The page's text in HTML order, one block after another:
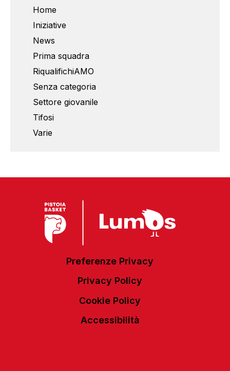
Home
Iniziative
News
Prima squadra
RiqualifichiAMO
Senza categoria
Settore giovanile
Tifosi
Varie
Preferenze Privacy
Privacy Policy
Cookie Policy
Accessibilità